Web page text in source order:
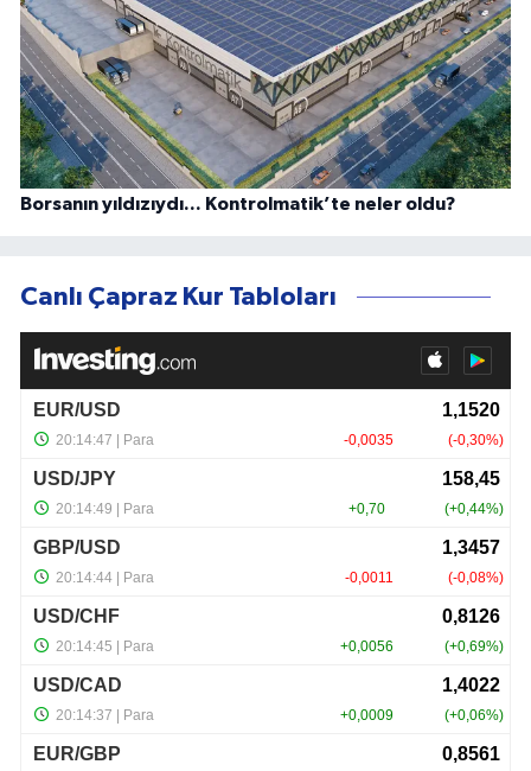
Borsanın yıldızıydı... Kontrolmatik’te neler oldu?
Canlı Çapraz Kur Tabloları